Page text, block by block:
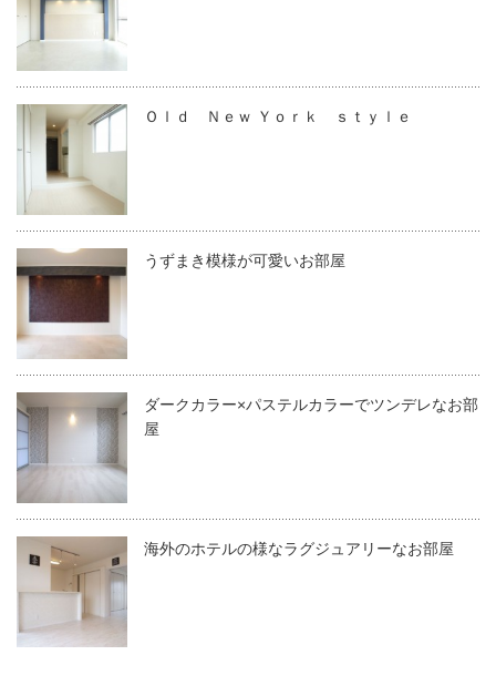
Ｏｌｄ Ｎｅｗ Ｙｏｒｋ ｓｔｙｌｅ
うずまき模様が可愛いお部屋
ダークカラー×パステルカラーでツンデレなお部
屋
海外のホテルの様なラグジュアリーなお部屋